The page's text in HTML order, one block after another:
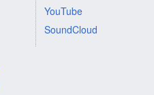
YouTube
SoundCloud